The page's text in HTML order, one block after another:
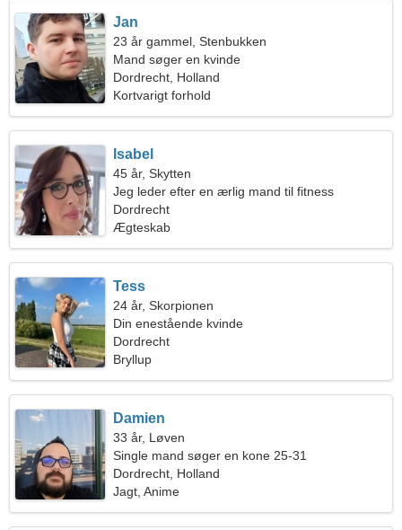
Jan
23 år gammel, Stenbukken
Mand søger en kvinde
Dordrecht, Holland
Kortvarigt forhold
Isabel
45 år, Skytten
Jeg leder efter en ærlig mand til fitness
Dordrecht
Ægteskab
Tess
24 år, Skorpionen
Din enestående kvinde
Dordrecht
Bryllup
Damien
33 år, Løven
Single mand søger en kone 25-31
Dordrecht, Holland
Jagt, Anime